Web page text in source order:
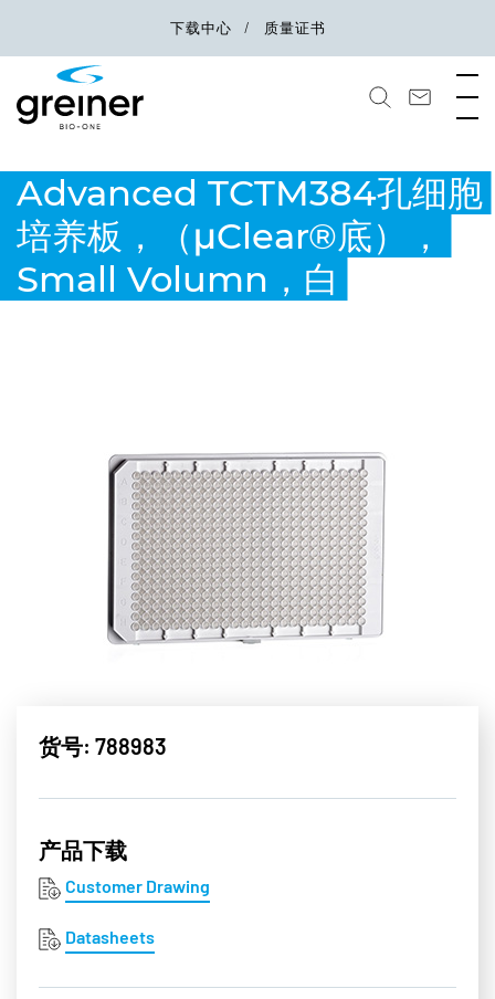
下载中心 质量证书
Advanced TCTM384孔细胞
培养板，（μClear®底），
Small Volumn，白
货号: 788983
产品下载
Customer Drawing
Datasheets